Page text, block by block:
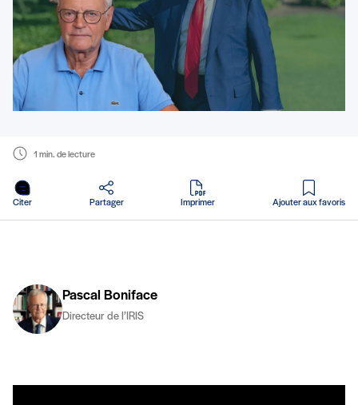
1 min. de lecture
Citer Partager Imprimer
en PDF
Ajouter aux favoris
Pascal Boniface
Directeur de l’IRIS